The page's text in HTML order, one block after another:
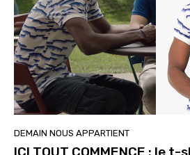
DEMAIN NOUS APPARTIENT